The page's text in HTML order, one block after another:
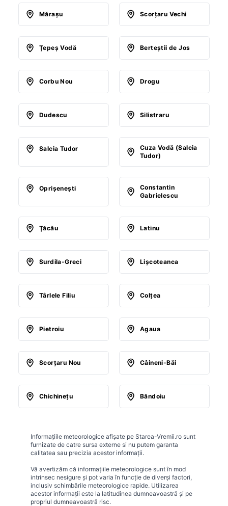
Măraşu Scorţaru Vechi
Ţepeş Vodă Berteştii de Jos
Corbu Nou Drogu
Dudescu Silistraru
Salcia Tudor
Cuza Vodă (Salcia
Tudor)
Oprişeneşti
Constantin
Gabrielescu
Ţăcău Latinu
Surdila-Greci Lişcoteanca
Târlele Filiu Colţea
Pietroiu Agaua
Scorţaru Nou Câineni-Băi
Chichineţu Băndoiu
Informațiile meteorologice afișate pe Starea-Vremii.ro sunt
furnizate de catre sursa externe si nu putem garanta
calitatea sau precizia acestor informații.
Vă avertizăm că informațiile meteorologice sunt în mod
intrinsec nesigure și pot varia în funcție de diverși factori,
inclusiv schimbările meteorologice rapide. Utilizarea
acestor informații este la latitudinea dumneavoastră și pe
propriul dumneavoastră risc.